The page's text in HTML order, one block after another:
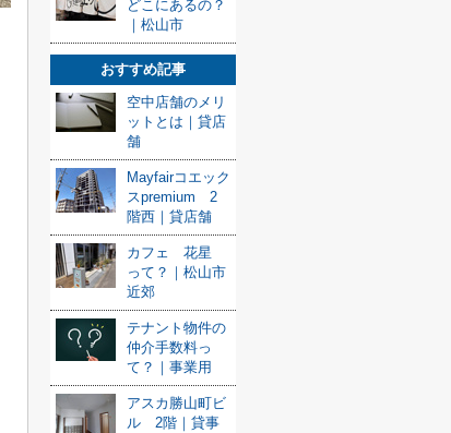
どこにあるの？
｜松山市
おすすめ記事
空中店舗のメリ
ットとは｜貸店
舗
Mayfairコエック
スpremium 2
階西｜貸店舗
カフェ 花星
って？｜松山市
近郊
テナント物件の
仲介手数料っ
て？｜事業用
アスカ勝山町ビ
ル 2階｜貸事